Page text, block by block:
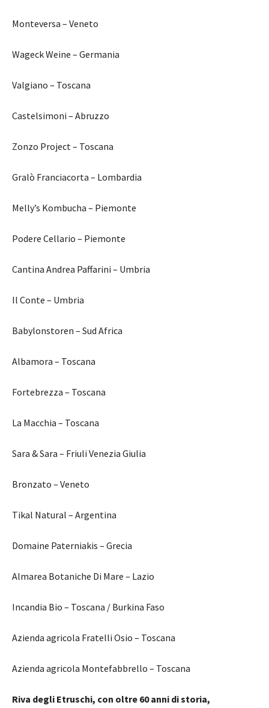
Monteversa – Veneto
Wageck Weine – Germania
Valgiano – Toscana
Castelsimoni – Abruzzo
Zonzo Project – Toscana
Gralò Franciacorta – Lombardia
Melly’s Kombucha – Piemonte
Podere Cellario – Piemonte
Cantina Andrea Paffarini – Umbria
Il Conte – Umbria
Babylonstoren – Sud Africa
Albamora – Toscana
Fortebrezza – Toscana
La Macchia – Toscana
Sara & Sara – Friuli Venezia Giulia
Bronzato – Veneto
Tikal Natural – Argentina
Domaine Paterniakis – Grecia
Almarea Botaniche Di Mare – Lazio
Incandia Bio – Toscana / Burkina Faso
Azienda agricola Fratelli Osio – Toscana
Azienda agricola Montefabbrello – Toscana
Riva degli Etruschi, con oltre 60 anni di storia,